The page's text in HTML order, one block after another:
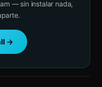
— sin instalar nada,
→